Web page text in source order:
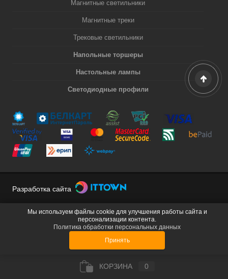
Магнитные светильники
Магнитные треки
Трековые светильники
Напольные торшеры
Настольные лампы
Светодиодные профили
Разработка сайта
КОРЗИНА 0
Мы используем файлы cookie для улучшения работы сайта и
персонализации контента.
Политика обработки персональных данных
Принять